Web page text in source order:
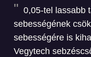
0,05-tel lassabb
sebességének
sebességére is
Vegytech